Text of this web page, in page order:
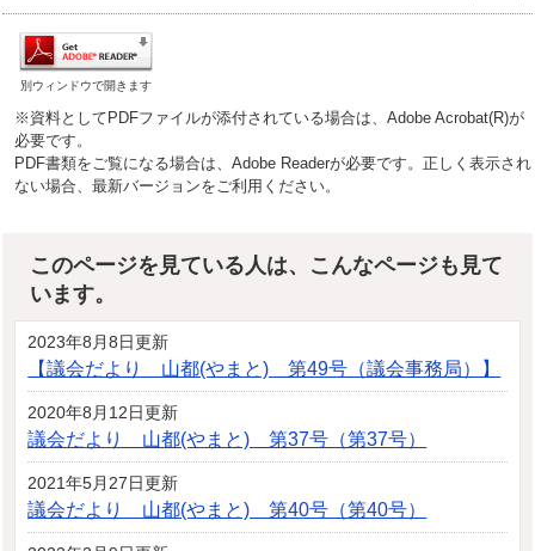
別ウィンドウで開きます
※資料としてPDFファイルが添付されている場合は、Adobe Acrobat(R)が
必要です。
PDF書類をご覧になる場合は、Adobe Readerが必要です。正しく表示され
ない場合、最新バージョンをご利用ください。
このページを見ている人は、こんなページも見て
います。
2023年8月8日更新
【議会だより 山都(やまと) 第49号（議会事務局）】
2020年8月12日更新
議会だより 山都(やまと) 第37号（第37号）
2021年5月27日更新
議会だより 山都(やまと) 第40号（第40号）